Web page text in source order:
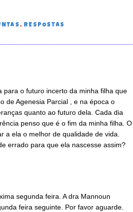
, RESPOSTAS
o futuro incerto da minha filha que
de Agenesia Parcial , e na época o
quanto ao futuro dela. Cada dia
penso que é o fim da minha filha. O
a ela o melhor de qualidade de vida.
errado para que ela nascesse assim?
segunda feira. A dra Mannoun
feira seguinte. Por favor aguarde.